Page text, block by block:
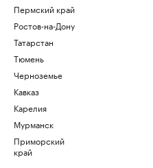
Пермский край
Ростов-на-Дону
Татарстан
Тюмень
Черноземье
Кавказ
Карелия
Мурманск
Приморский
край